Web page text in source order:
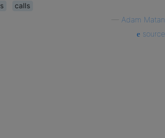
calls
Adam Matan
source